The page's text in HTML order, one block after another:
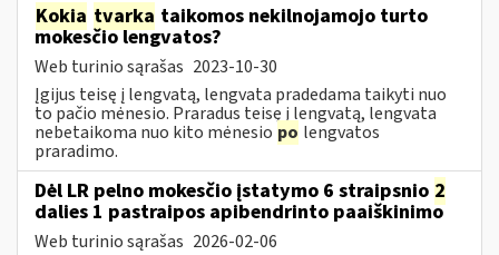
Kokia tvarka taikomos nekilnojamojo turto
mokesčio lengvatos?
Web turinio sąrašas 2023-10-30
Įgijus teisę į lengvatą, lengvata pradedama taikyti nuo
to pačio mėnesio. Praradus teisę į lengvatą, lengvata
nebetaikoma nuo kito mėnesio po lengvatos
praradimo.
Dėl LR pelno mokesčio įstatymo 6 straipsnio 2
dalies 1 pastraipos apibendrinto paaiškinimo
Web turinio sąrašas 2026-02-06